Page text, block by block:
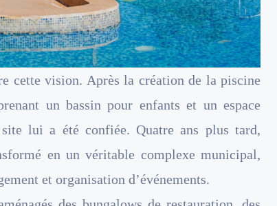
cette vision. Après la création de la piscine
un bassin pour enfants et un espace
lui a été confiée. Quatre ans plus tard,
en un véritable complexe municipal,
et organisation d’événements.